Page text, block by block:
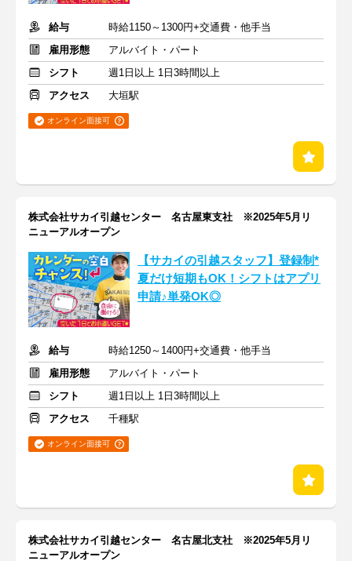
給与
時給1150～1300円+交通費・他手当
雇用形態
アルバイト・パート
シフト
週1日以上 1日3時間以上
アクセス
大垣駅
オンライン面接可
株式会社サカイ引越センター 名古屋東支社 ※2025年5月リ
ニューアルオープン
【サカイの引越スタッフ】登録制*
夏だけ短期もOK！シフトはアプリ
申請♪単発OK◎
給与
時給1250～1400円+交通費・他手当
雇用形態
アルバイト・パート
シフト
週1日以上 1日3時間以上
アクセス
千種駅
オンライン面接可
株式会社サカイ引越センター 名古屋北支社 ※2025年5月リ
ニューアルオープン